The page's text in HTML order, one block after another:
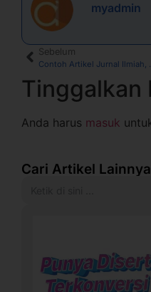
myadmin
Sebelum
Tinggalkan
Anda harus masuk
Cari Artikel Lainnya